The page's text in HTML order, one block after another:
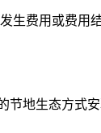
费用或费用
地生态方式安